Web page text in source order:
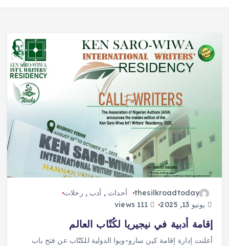
ت
thesilkroadtoday أحداث , أدب , رحلات
يونيو 13, 2025
إقامة أدبية في نيجيريا لكُتّاب العالم
أعلنت إدارة إقامة كين سارو-ويوا الدولية للكتّاب عن فتح باب